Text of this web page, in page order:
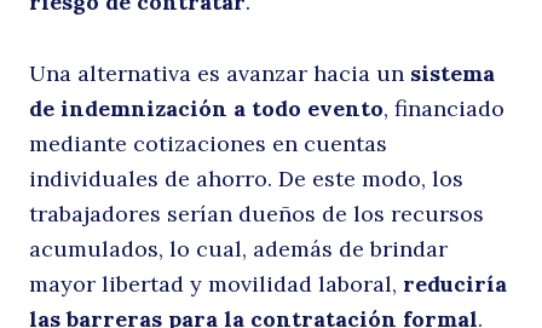
Una alternativa es avanzar hacia un sistema
de indemnización a todo evento, financiado
mediante cotizaciones en cuentas
individuales de ahorro. De este modo, los
trabajadores serían dueños de los recursos
acumulados, lo cual, además de brindar
mayor libertad y movilidad laboral, reduciría
las barreras para la contratación formal.